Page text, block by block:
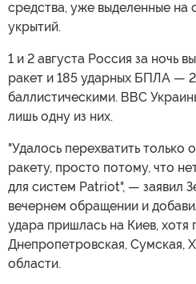
средства, уже выделенные на
укрытий.
1 и 2 августа Россия за ночь
ракет и 185 ударных БПЛА —
баллистическими. ВВС
лишь одну из них.
"Удалось перехватить только
ракету, просто потому, что
для систем Patriot", — заявил
вечернем обращении и
удара пришлась на Киев, хотя
Днепропетровская, Сумская,
области.